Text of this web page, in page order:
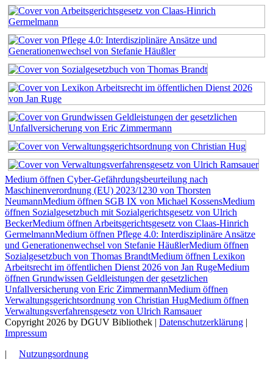
Medium öffnen Cyber-Gefährdungsbeurteilung nach
Maschinenverordnung (EU) 2023/1230 von Thorsten
NeumannMedium öffnen SGB IX von Michael KossensMedium
öffnen Sozialgesetzbuch mit Sozialgerichtsgesetz von Ulrich
BeckerMedium öffnen Arbeitsgerichtsgesetz von Claas-Hinrich
GermelmannMedium öffnen Pflege 4.0: Interdisziplinäre Ansätze
und Generationenwechsel von Stefanie HäußlerMedium öffnen
Sozialgesetzbuch von Thomas BrandtMedium öffnen Lexikon
Arbeitsrecht im öffentlichen Dienst 2026 von Jan RugeMedium
öffnen Grundwissen Geldleistungen der gesetzlichen
Unfallversicherung von Eric ZimmermannMedium öffnen
Verwaltungsgerichtsordnung von Christian HugMedium öffnen
Verwaltungsverfahrensgesetz von Ulrich Ramsauer
Copyright 2026 by DGUV Bibliothek | Datenschutzerklärung |
Impressum
| Nutzungsordnung